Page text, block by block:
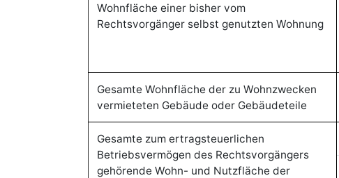
Wohnfläche einer bisher vom
Rechtsvorgänger selbst genutzten Wohnung
Gesamte Wohnfläche der zu Wohnzwecken
vermieteten Gebäude oder Gebäudeteile
Gesamte zum ertragsteuerlichen
Betriebsvermögen des Rechtsvorgängers
gehörende Wohn- und Nutzfläche der